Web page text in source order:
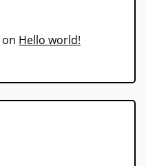
on Hello world!